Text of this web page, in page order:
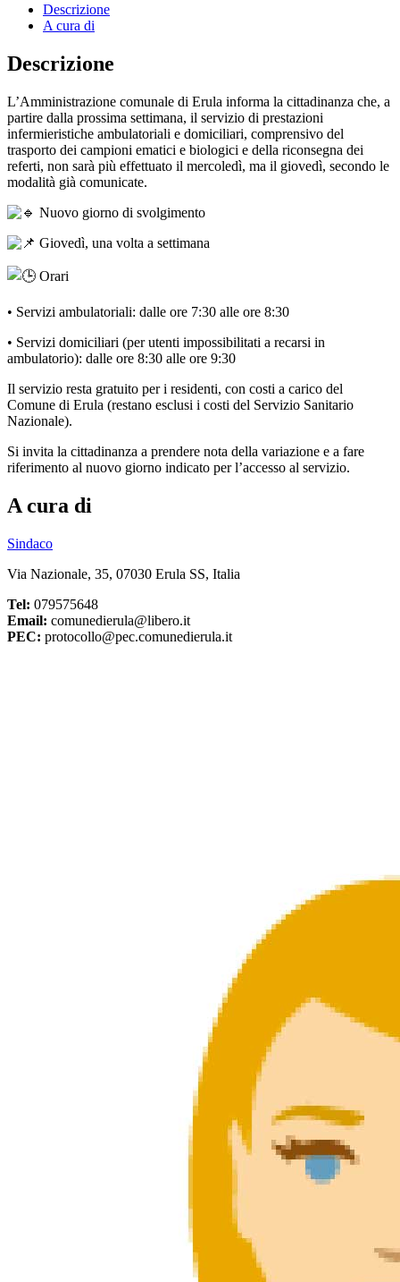
Descrizione
A cura di
Descrizione
L’Amministrazione comunale di Erula informa la cittadinanza che, a
partire dalla prossima settimana, il servizio di prestazioni
infermieristiche ambulatoriali e domiciliari, comprensivo del
trasporto dei campioni ematici e biologici e della riconsegna dei
referti, non sarà più effettuato il mercoledì, ma il giovedì, secondo le
modalità già comunicate.
Nuovo giorno di svolgimento
Giovedì, una volta a settimana
Orari
• Servizi ambulatoriali: dalle ore 7:30 alle ore 8:30
• Servizi domiciliari (per utenti impossibilitati a recarsi in
ambulatorio): dalle ore 8:30 alle ore 9:30
Il servizio resta gratuito per i residenti, con costi a carico del
Comune di Erula (restano esclusi i costi del Servizio Sanitario
Nazionale).
Si invita la cittadinanza a prendere nota della variazione e a fare
riferimento al nuovo giorno indicato per l’accesso al servizio.
A cura di
Sindaco
Via Nazionale, 35, 07030 Erula SS, Italia
Tel: 079575648
Email: comunedierula@libero.it
PEC: protocollo@pec.comunedierula.it